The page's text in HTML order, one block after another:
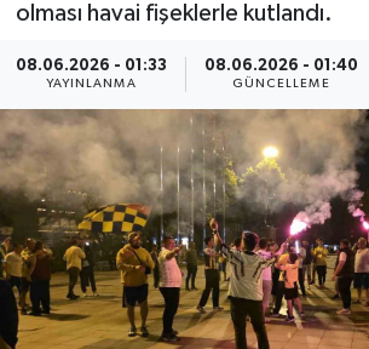
olması havai fişeklerle kutlandı.
08.06.2026 - 01:33
YAYINLANMA
08.06.2026 - 01:40
GÜNCELLEME
ÇEVRE
Dış Haberler
Dünya
EĞİTİM
EKONOMİ
English News